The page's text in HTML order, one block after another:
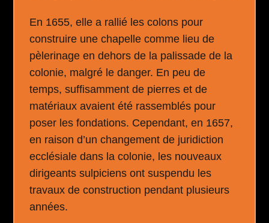
En 1655, elle a rallié les colons pour
construire une chapelle comme lieu de
pèlerinage en dehors de la palissade de la
colonie, malgré le danger. En peu de
temps, suffisamment de pierres et de
matériaux avaient été rassemblés pour
poser les fondations. Cependant, en 1657,
en raison d’un changement de juridiction
ecclésiale dans la colonie, les nouveaux
dirigeants sulpiciens ont suspendu les
travaux de construction pendant plusieurs
années.